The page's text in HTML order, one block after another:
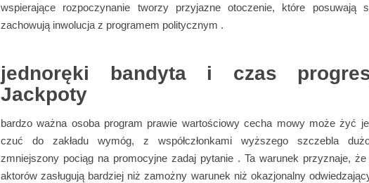
wspierające rozpoczynanie tworzy przyjazne otoczenie, które posuwają
zachowują inwolucja z programem politycznym .
jednoręki bandyta i czas
Jackpoty
bardzo ważna osoba program prawie wartościowy cecha mowy może żyć
czuć do zakładu wymóg, z współczłonkami wyższego szczebla
zmniejszony pociąg na promocyjne zadaj pytanie . Ta warunek przyznaje, że
aktorów zasługują bardziej niż zamożny warunek niż okazjonalny